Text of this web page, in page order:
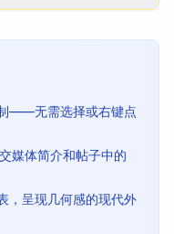
——无需选择或右键点
媒体简介和帖子中的
，呈现几何感的现代外